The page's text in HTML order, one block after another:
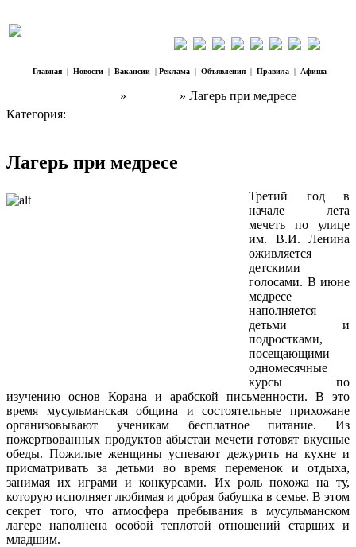
Главная | Новости | Вакансии | Реклама | Объявления | Правила | Афиша
»
» Лагерь при медресе
Категория:
Лагерь при медресе
Третий год в
начале лета
мечеть по улице
им. В.И. Ленина
оживляется
детскими
голосами. В июне
медресе
наполняется
детьми и
подростками,
посещающими
одномесячные
курсы по
изучению основ Корана и арабской письменности. В это
время мусульманская община и состоятельные прихожане
организовывают ученикам бесплатное питание. Из
пожертвованных продуктов абыстаи мечети готовят вкусные
обеды. Пожилые женщины успевают дежурить на кухне и
присматривать за детьми во время переменок и отдыха,
занимая их играми и конкурсами. Их роль похожа на ту,
которую исполняет любимая и добрая бабушка в семье. В этом
секрет того, что атмосфера пребывания в мусульманском
лагере наполнена особой теплотой отношений старших и
младшим.